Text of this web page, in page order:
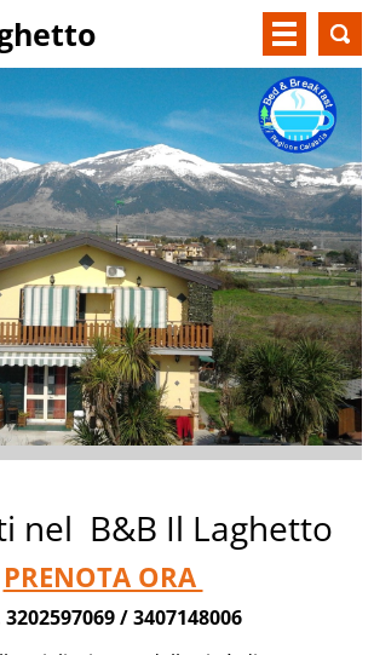
nel B&B Il Laghetto
PRENOTA ORA
3202597069 /3407148006